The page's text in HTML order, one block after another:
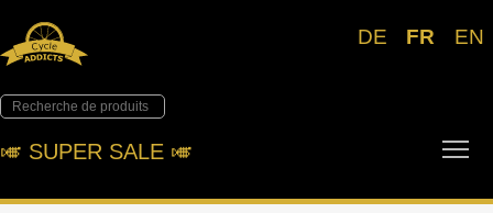
DE FR EN
🎺︎ SUPER SALE 🎺︎